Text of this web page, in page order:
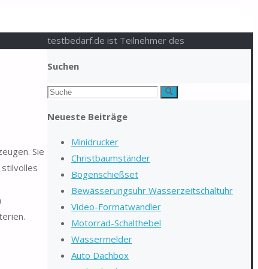
Sie
Suchen
Suchen
Suche
Neueste Beiträge
Minidrucker
Christbaumständer
Bogenschießset
Bewässerungsuhr Wasserzeitschaltuhr
Video-Formatwandler
Motorrad-Schalthebel
Wassermelder
Auto Dachbox
testbedarf.de ist Teilnehmer des